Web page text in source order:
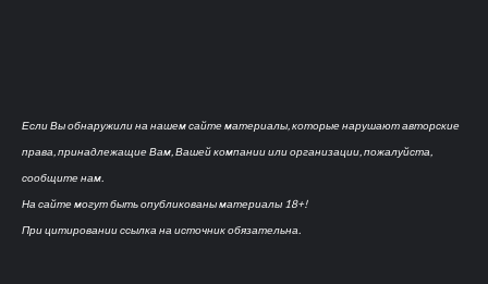
Если Вы обнаружили на нашем сайте материалы, которые нарушают авторские
права, принадлежащие Вам, Вашей компании или организации, пожалуйста,
сообщите нам.
На сайте могут быть опубликованы материалы 18+!
При цитировании ссылка на источник обязательна.